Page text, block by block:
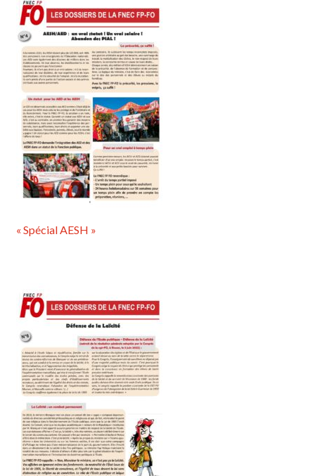
« Spécial AESH »